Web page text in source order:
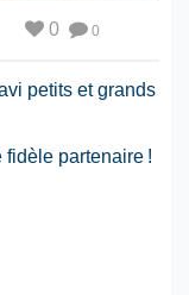
0
0
petits et grands
fidèle partenaire !